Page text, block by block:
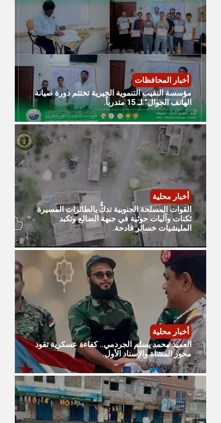
أخبار المحافظات
مؤسسة النقيب التنموية الخيرية تختتم دورة صيانة
الهاتف الجوال" لـ 15 متدرباً.
أخبار محلية
القوات المسلحة الجنوبية تدكُّ بالطائرات المسيرة
ثكنات وآليات حوثية في جبهة الضالع وتكبد
المليشيات خسائر فادحة.
أخبار محلية
العميد محمد يسلم الجردمي.. كفاءة عسكرية تقود
محور المشاة والإسناد الأول.